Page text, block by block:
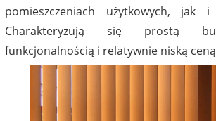
pomieszczeniach użytkowych, jak i
Charakteryzują się prostą
funkcjonalnością i relatywnie niską